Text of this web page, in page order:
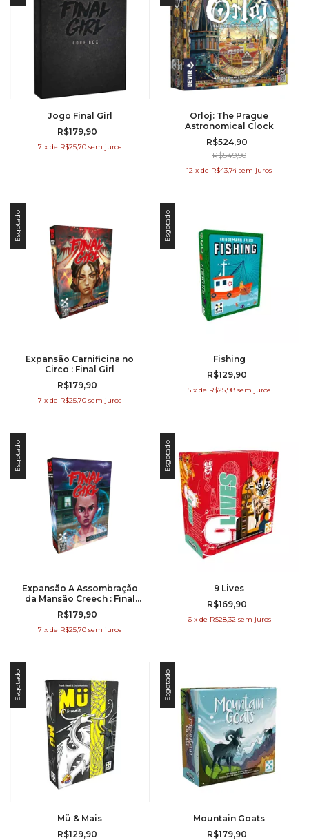
Jogo Final Girl
R$179,90
7 xde R$25,70 sem juros
Orloj: The Prague
Astronomical Clock
R$524,90
R$549,90
12 xde R$43,74 sem juros
Esgotado
Expansão Carnificina no
Circo : Final Girl
R$179,90
7 xde R$25,70 sem juros
Esgotado
Fishing
R$129,90
5 xde R$25,98 sem juros
Esgotado
Expansão A Assombração
da Mansão Creech : Final
Girl
R$179,90
7 xde R$25,70 sem juros
Esgotado
9 Lives
R$169,90
6 x de R$28,32 sem juros
Esgotado
Mü & Mais
R$129,90
Esgotado
Mountain Goats
R$179,90